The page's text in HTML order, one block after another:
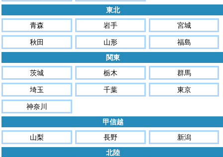
東北
青森
岩手
宮城
秋田
山形
福島
関東
茨城
栃木
群馬
埼玉
千葉
東京
神奈川
甲信越
山梨
長野
新潟
北陸